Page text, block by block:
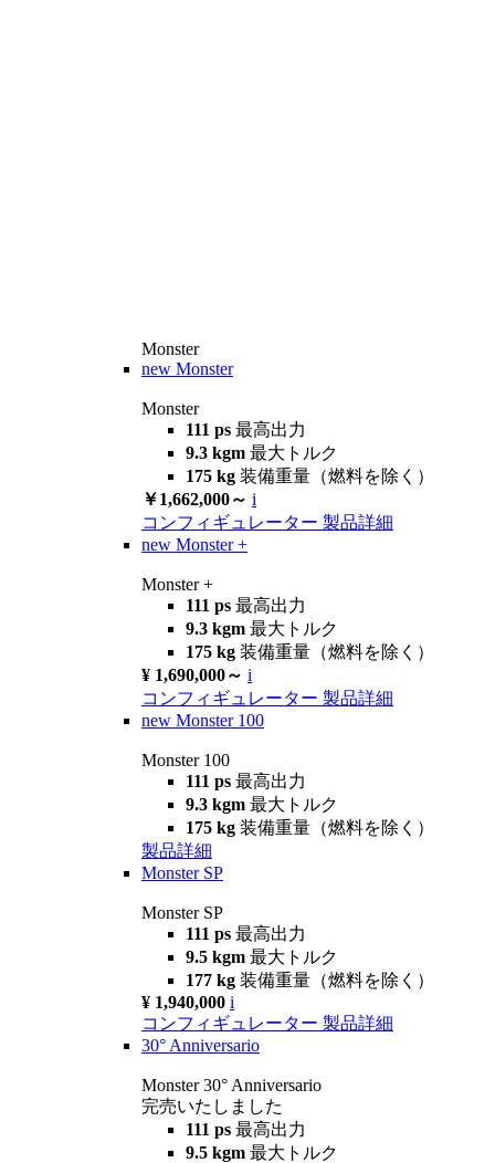
Monster
new Monster
Monster
111 ps 最高出力
9.3 kgm 最大トルク
175 kg 装備重量（燃料を除く）
￥1,662,000～ i
コンフィギュレーター 製品詳細
new Monster +
Monster +
111 ps 最高出力
9.3 kgm 最大トルク
175 kg 装備重量（燃料を除く）
¥ 1,690,000～ i
コンフィギュレーター 製品詳細
new Monster 100
Monster 100
111 ps 最高出力
9.3 kgm 最大トルク
175 kg 装備重量（燃料を除く）
製品詳細
Monster SP
Monster SP
111 ps 最高出力
9.5 kgm 最大トルク
177 kg 装備重量（燃料を除く）
¥ 1,940,000 i
コンフィギュレーター 製品詳細
30° Anniversario
Monster 30° Anniversario
完売いたしました
111 ps 最高出力
9.5 kgm 最大トルク